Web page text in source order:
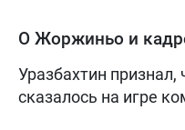
О Жоржиньо и
Уразбахтин
сказалось на игре